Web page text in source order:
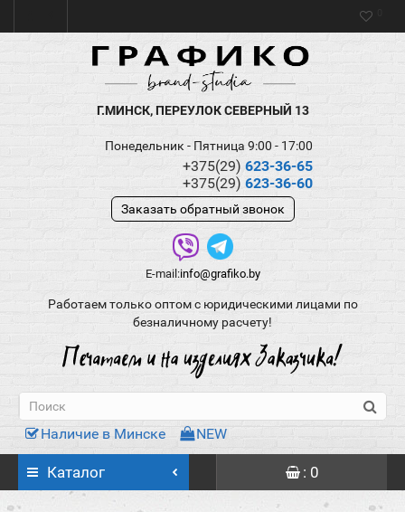
Г.МИНСК, ПЕРЕУЛОК СЕВЕРНЫЙ 13
Понедельник - Пятница 9:00 - 17:00
+375(29) 623-36-65
+375(29) 623-36-60
Заказать обратный звонок
E-mail:info@grafiko.by
Работаем только оптом с юридическими лицами по
безналичному расчету!
Наличие в Минске NEW
Каталог : 0